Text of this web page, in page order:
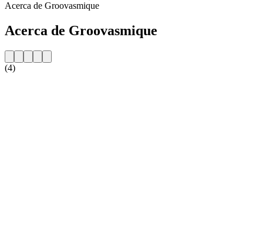
Acerca de Groovasmique
Acerca de Groovasmique
(4)